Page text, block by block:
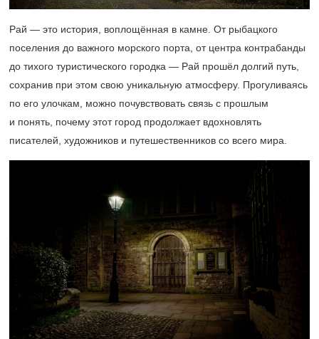
Рай — это история, воплощённая в камне. От рыбацкого
поселения до важного морского порта, от центра контрабанды
до тихого туристического городка — Рай прошёл долгий путь,
сохранив при этом свою уникальную атмосферу. Прогуливаясь
по его улочкам, можно почувствовать связь с прошлым
и понять, почему этот город продолжает вдохновлять
писателей, художников и путешественников со всего мира.